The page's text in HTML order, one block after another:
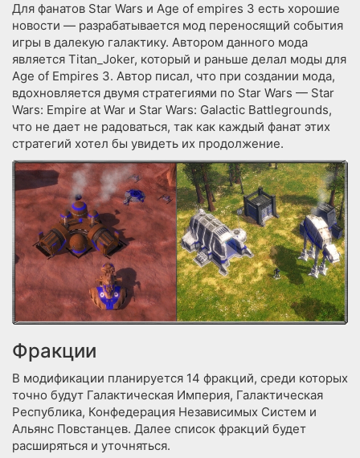
Для фанатов Star Wars и Age of empires 3 есть хорошие
новости — разрабатывается мод переносящий события
игры в далекую галактику. Автором данного мода
является Titan_Joker, который и раньше делал моды для
Age of Empires 3. Автор писал, что при создании мода,
вдохновляется двумя стратегиями по Star Wars — Star
Wars: Empire at War и Star Wars: Galactic Battlegrounds,
что не дает не радоваться, так как каждый фанат этих
стратегий хотел бы увидеть их продолжение.
Фракции
В модификации планируется 14 фракций, среди которых
точно будут Галактическая Империя, Галактическая
Республика, Конфедерация Независимых Систем и
Альянс Повстанцев. Далее список фракций будет
расширяться и уточняться.